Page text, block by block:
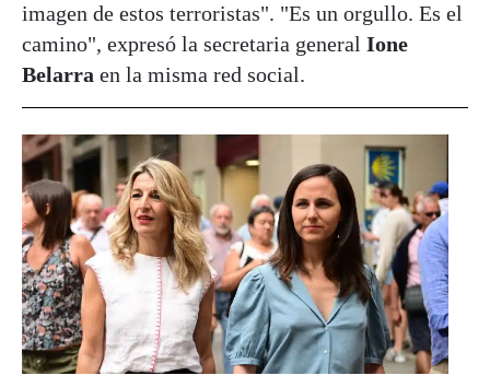
imagen de estos terroristas". "Es un orgullo. Es el
camino", expresó la secretaria general Ione
Belarra en la misma red social.